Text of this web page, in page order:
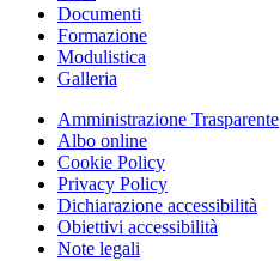
Documenti
Formazione
Modulistica
Galleria
Amministrazione Trasparente
Albo online
Cookie Policy
Privacy Policy
Dichiarazione accessibilità
Obiettivi accessibilità
Note legali